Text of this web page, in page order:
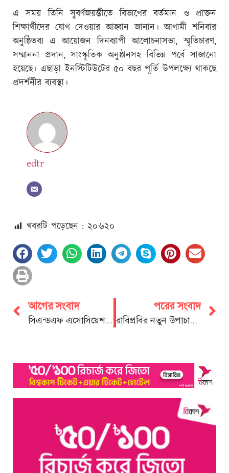
এ সময় তিনি সুবর্ণজয়ন্তীতে বিভাগের বর্তমান ও প্রাক্তন
শিক্ষার্থীদের যোগ দেওয়ার আহ্বান জানান। আগামী শনিবার
অনুষ্ঠিতব্য এ আয়োজন দিনব্যাপী আলোচনাসভা, স্মৃতিচারণ,
সম্মাননা প্রদান, সাংস্কৃতিক অনুষ্ঠানসহ বিভিন্ন পর্বে সাজানো
হয়েছে। এছাড়া ইনস্টিটিউটের ৫০ বছর পূর্তি উপলক্ষ্যে থাকছে
প্রদর্শনীর ব্যবস্থা।
edtr
খবরটি পড়েছেন : ২০৬২০
আগের সংবাদ
সিএন্ডএফ এসোসিয়েশনের নির্বাচন কমিশন ভেঙ্গে নতুন তফশীল ঘোষণার দাবি
পরের সংবাদ
রাবিপ্রবির নতুন উপাচার্য চবি অধ্যাপক আতিয়ার রহমান